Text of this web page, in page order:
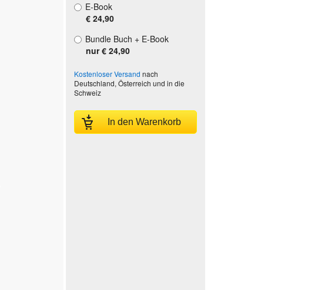
E-Book
€ 24,90
Bundle Buch + E-Book
nur € 24,90
Kostenloser Versand nach
Deutschland, Österreich und in die
Schweiz
In den Warenkorb